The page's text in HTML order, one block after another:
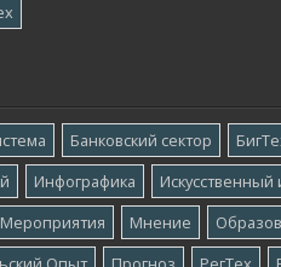
Банковский сектор
Инфографика
Искусственный
Мероприятия Мнение